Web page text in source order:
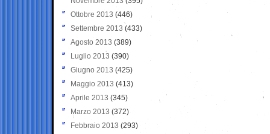
Ottobre 2013 (446)
Settembre 2013 (433)
Agosto 2013 (389)
Luglio 2013 (390)
Giugno 2013 (425)
Maggio 2013 (413)
Aprile 2013 (345)
Marzo 2013 (372)
Febbraio 2013 (293)